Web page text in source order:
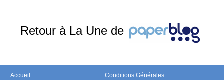
Retour à La Une de
Accueil Conditions Générales